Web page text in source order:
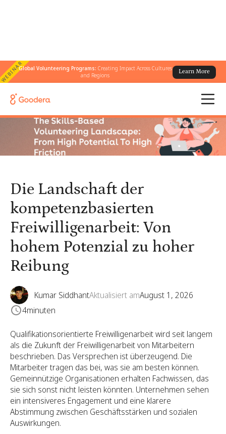
WEBINARGlobal Volunteering Programs: Creating Impact Across Cultures
and Regions
Learn More
← Alle Blogs
hohem Potenzial zu hoher Reibung
Die Landschaft der
kompetenzbasierten
Freiwilligenarbeit: Von
hohem Potenzial zu hoher
Reibung
Kumar SiddhantAktualisiert amAugust 1, 2026
4minuten
Qualifikationsorientierte Freiwilligenarbeit wird seit langem
als die Zukunft der Freiwilligenarbeit von Mitarbeitern
beschrieben. Das Versprechen ist überzeugend. Die
Mitarbeiter tragen das bei, was sie am besten können.
Gemeinnützige Organisationen erhalten Fachwissen, das
sie sich sonst nicht leisten könnten. Unternehmen sehen
ein intensiveres Engagement und eine klarere
Abstimmung zwischen Geschäftsstärken und sozialen
Auswirkungen.